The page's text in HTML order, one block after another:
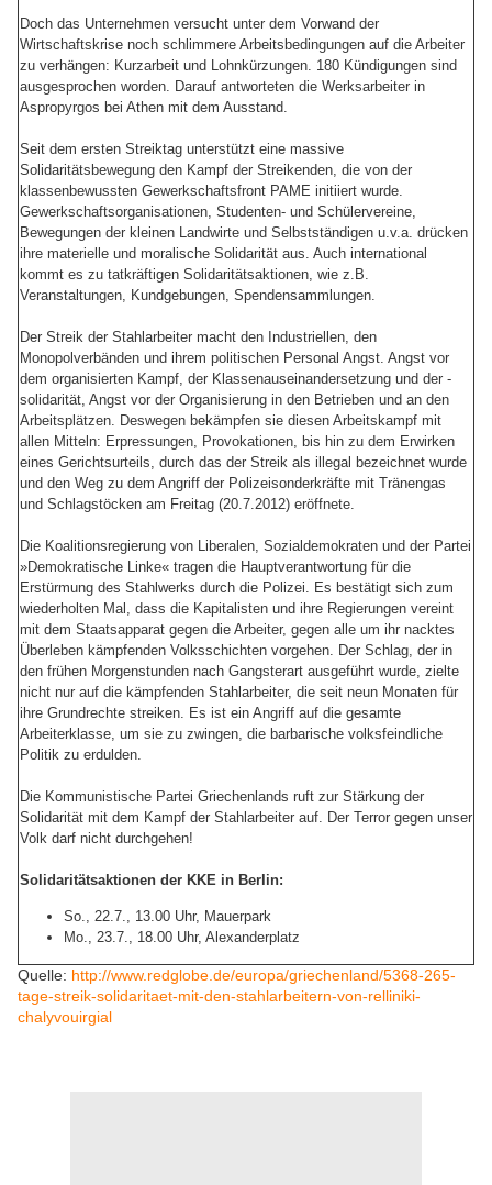
Doch das Unternehmen versucht unter dem Vorwand der
Wirtschaftskrise noch schlimmere Arbeitsbedingungen auf die Arbeiter
zu verhängen: Kurzarbeit und Lohnkürzungen. 180 Kündigungen sind
ausgesprochen worden. Darauf antworteten die Werksarbeiter in
Aspropyrgos bei Athen mit dem Ausstand.
Seit dem ersten Streiktag unterstützt eine massive
Solidaritätsbewegung den Kampf der Streikenden, die von der
klassenbewussten Gewerkschaftsfront PAME initiiert wurde.
Gewerkschaftsorganisationen, Studenten- und Schülervereine,
Bewegungen der kleinen Landwirte und Selbstständigen u.v.a. drücken
ihre materielle und moralische Solidarität aus. Auch international
kommt es zu tatkräftigen Solidaritätsaktionen, wie z.B.
Veranstaltungen, Kundgebungen, Spendensammlungen.
Der Streik der Stahlarbeiter macht den Industriellen, den
Monopolverbänden und ihrem politischen Personal Angst. Angst vor
dem organisierten Kampf, der Klassenauseinandersetzung und der -
solidarität, Angst vor der Organisierung in den Betrieben und an den
Arbeitsplätzen. Deswegen bekämpfen sie diesen Arbeitskampf mit
allen Mitteln: Erpressungen, Provokationen, bis hin zu dem Erwirken
eines Gerichtsurteils, durch das der Streik als illegal bezeichnet wurde
und den Weg zu dem Angriff der Polizeisonderkräfte mit Tränengas
und Schlagstöcken am Freitag (20.7.2012) eröffnete.
Die Koalitionsregierung von Liberalen, Sozialdemokraten und der Partei
»Demokratische Linke« tragen die Hauptverantwortung für die
Erstürmung des Stahlwerks durch die Polizei. Es bestätigt sich zum
wiederholten Mal, dass die Kapitalisten und ihre Regierungen vereint
mit dem Staatsapparat gegen die Arbeiter, gegen alle um ihr nacktes
Überleben kämpfenden Volksschichten vorgehen. Der Schlag, der in
den frühen Morgenstunden nach Gangsterart ausgeführt wurde, zielte
nicht nur auf die kämpfenden Stahlarbeiter, die seit neun Monaten für
ihre Grundrechte streiken. Es ist ein Angriff auf die gesamte
Arbeiterklasse, um sie zu zwingen, die barbarische volksfeindliche
Politik zu erdulden.
Die Kommunistische Partei Griechenlands ruft zur Stärkung der
Solidarität mit dem Kampf der Stahlarbeiter auf. Der Terror gegen unser
Volk darf nicht durchgehen!
Solidaritätsaktionen der KKE in Berlin:
So., 22.7., 13.00 Uhr, Mauerpark
Mo., 23.7., 18.00 Uhr, Alexanderplatz
Quelle: http://www.redglobe.de/europa/griechenland/5368-265-
tage-streik-solidaritaet-mit-den-stahlarbeitern-von-relliniki-
chalyvouirgial